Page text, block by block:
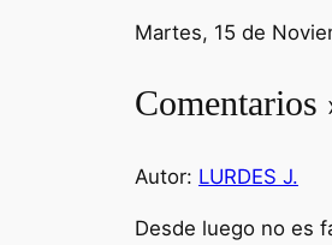
Martes, 15 de
Comentarios
Autor: LURDES J.
Desde luego no es